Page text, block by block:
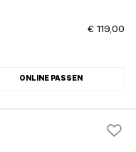
€ 119,00
ONLINE PASSEN